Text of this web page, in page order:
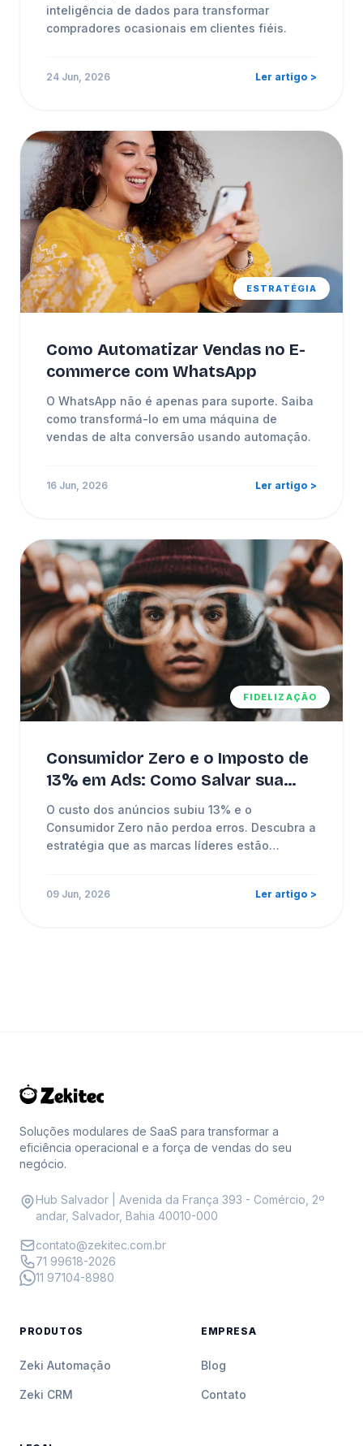
inteligência de dados para transformar
compradores ocasionais em clientes fiéis.
24 Jun, 2026 Ler artigo >
ESTRATÉGIA
Como Automatizar Vendas no E-
commerce com WhatsApp
O WhatsApp não é apenas para suporte. Saiba
como transformá-lo em uma máquina de
vendas de alta conversão usando automação.
16 Jun, 2026 Ler artigo >
FIDELIZAÇÃO
Consumidor Zero e o Imposto de
13% em Ads: Como Salvar sua
Margem em 2026
O custo dos anúncios subiu 13% e o
Consumidor Zero não perdoa erros. Descubra a
estratégia que as marcas líderes estão
09 Jun, 2026 Ler artigo >
Soluções modulares de SaaS para transformar a
eficiência operacional e a força de vendas do seu
negócio.
Hub Salvador | Avenida da França 393 - Comércio, 2º
andar, Salvador, Bahia 40010-000
contato@zekitec.com.br
71 99618-2026
11 97104-8980
PRODUTOS
Zeki Automação
Zeki CRM
EMPRESA
Blog
Contato